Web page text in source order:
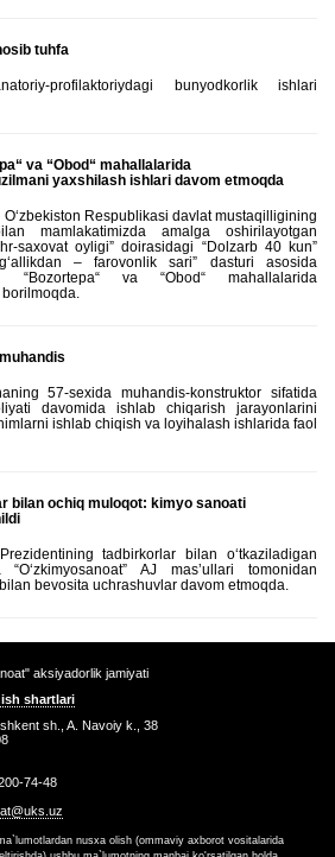
tuhfa
profilaktoriydagi bunyodkorlik ishlari
va “Obod“ mahallalarida
yaxshilash ishlari davom etmoqda
Respublikasi davlat mustaqilligining
mamlakatimizda amalga oshirilayotgan
saxovat oyligi” doirasidagi “Dolzarb 40 kun”
– farovonlik sari” dasturi asosida
“Bozortepa“ va “Obod“ mahallalarida
57-sexida muhandis-konstruktor sifatida
davomida ishlab chiqarish jarayonlarini
ishlab chiqish va loyihalash ishlarida faol
bilan ochiq muloqot: kimyo sanoati
tadbirkorlar bilan oʻtkaziladigan
AJ masʼullari tomonidan
bevosita uchrashuvlar davom etmoqda.
aksiyadorlik jamiyati
shartlari
sh., A. Navoiy k., 38
74-48
nusxa olish (ommaviy axborot vositalarida